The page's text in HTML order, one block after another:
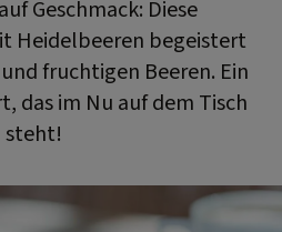
Geschmack: Diese
Heidelbeeren begeistert
fruchtigen Beeren. Ein
das im Nu auf dem Tisch
steht!